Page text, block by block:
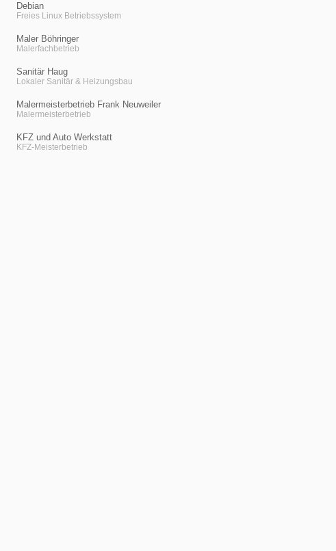
Debian
Freies Linux Betriebssystem
Maler Böhringer
Malerfachbetrieb
Sanitär Haug
Lokaler Sanitär & Heizungsbau
Malermeisterbetrieb Frank Neuweiler
Malermeisterbetrieb
KFZ und Auto Werkstatt
KFZ-Meisterbetrieb